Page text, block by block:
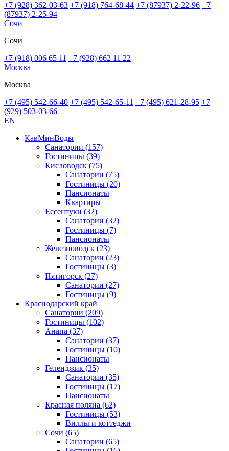
+7 (928) 362-03-63 +7 (918) 764-68-44 +7 (87937) 2-22-96 +7
(87937) 2-25-94
Сочи
Сочи
+7 (918) 006 65 11 +7 (928) 662 11 22
Москва
Москва
+7 (495) 542-66-40 +7 (495) 542-65-11 +7 (495) 621-28-95 +7
(929) 503-03-66
EN
КавМинВоды
Санатории (157)
Гостиницы (39)
Кисловодск (75)
Санатории (75)
Гостиницы (20)
Пансионаты
Квартиры
Ессентуки (32)
Санатории (32)
Гостиницы (7)
Пансионаты
Железноводск (23)
Санатории (23)
Гостиницы (3)
Пятигорск (27)
Санатории (27)
Гостиницы (9)
Краснодарский край
Санатории (209)
Гостиницы (102)
Анапа (37)
Санатории (37)
Гостиницы (10)
Пансионаты
Геленджик (35)
Санатории (35)
Гостиницы (17)
Пансионаты
Красная поляна (62)
Гостиницы (53)
Виллы и коттеджи
Сочи (65)
Санатории (65)